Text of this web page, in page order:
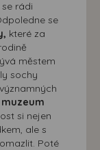
rádi
se
které za
městem
sochy
muzeum
si nejen
ale s
Poté